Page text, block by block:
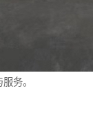
务。